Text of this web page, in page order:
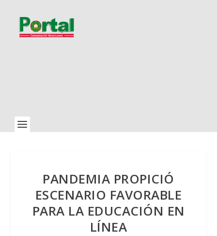
PANDEMIA PROPICIÓ
ESCENARIO FAVORABLE
PARA LA EDUCACIÓN EN
LÍNEA